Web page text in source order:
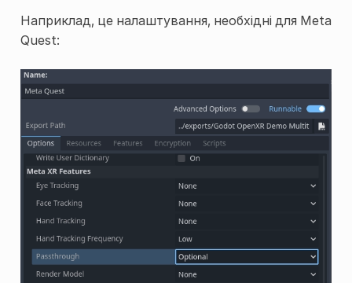
Наприклад, це налаштування, необхідні для Meta
Quest: